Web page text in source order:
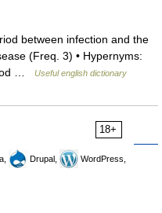
between infection and the
(Freq. 3) • Hypernyms:
…
Useful english dictionary
18+
Drupal,
WordPress,